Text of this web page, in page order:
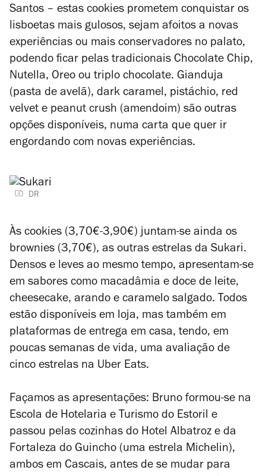
Santos – estas cookies prometem conquistar os
lisboetas mais gulosos, sejam afoitos a novas
experiências ou mais conservadores no palato,
podendo ficar pelas tradicionais Chocolate Chip,
Nutella, Oreo ou triplo chocolate. Gianduja
(pasta de avelã), dark caramel, pistáchio, red
velvet e peanut crush (amendoim) são outras
opções disponíveis, numa carta que quer ir
engordando com novas experiências.
DR
Às cookies (3,70€-3,90€) juntam-se ainda os
brownies (3,70€), as outras estrelas da Sukari.
Densos e leves ao mesmo tempo, apresentam-se
em sabores como macadâmia e doce de leite,
cheesecake, arando e caramelo salgado. Todos
estão disponíveis em loja, mas também em
plataformas de entrega em casa, tendo, em
poucas semanas de vida, uma avaliação de
cinco estrelas na Uber Eats.
Façamos as apresentações: Bruno formou-se na
Escola de Hotelaria e Turismo do Estoril e
passou pelas cozinhas do Hotel Albatroz e da
Fortaleza do Guincho (uma estrela Michelin),
ambos em Cascais, antes de se mudar para